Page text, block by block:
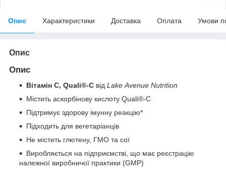
Опис Характеристики Доставка Оплата Умови
Опис
Опис
Вітамін C, Quali®️-C від Lake Avenue Nutrition
Містить аскорбінову кислоту Quali®-C
Підтримує здорову імунну реакцію*
Підходить для вегетаріанців
Не містить глютену, ГМО та сої
Виробляється на підприємстві, що має реєстрацію
належної виробничої практики (GMP)